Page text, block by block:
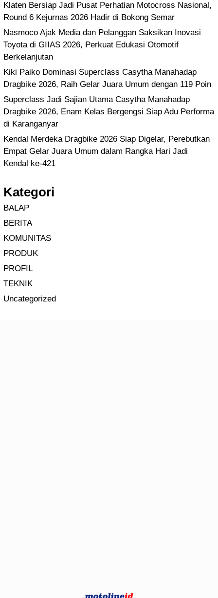
Klaten Bersiap Jadi Pusat Perhatian Motocross Nasional,
Round 6 Kejurnas 2026 Hadir di Bokong Semar
Nasmoco Ajak Media dan Pelanggan Saksikan Inovasi
Toyota di GIIAS 2026, Perkuat Edukasi Otomotif
Berkelanjutan
Kiki Paiko Dominasi Superclass Casytha Manahadap
Dragbike 2026, Raih Gelar Juara Umum dengan 119 Poin
Superclass Jadi Sajian Utama Casytha Manahadap
Dragbike 2026, Enam Kelas Bergengsi Siap Adu Performa
di Karanganyar
Kendal Merdeka Dragbike 2026 Siap Digelar, Perebutkan
Empat Gelar Juara Umum dalam Rangka Hari Jadi
Kendal ke-421
Kategori
BALAP
BERITA
KOMUNITAS
PRODUK
PROFIL
TEKNIK
Uncategorized